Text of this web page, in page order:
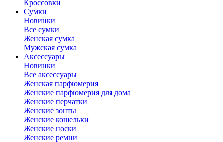
Кроссовки
Сумки
Новинки
Все сумки
Женская сумка
Мужская сумка
Аксессуары
Новинки
Все аксессуары
Женская парфюмерия
Женские парфюмерия для дома
Женские перчатки
Женские зонты
Женские кошельки
Женские носки
Женские ремни